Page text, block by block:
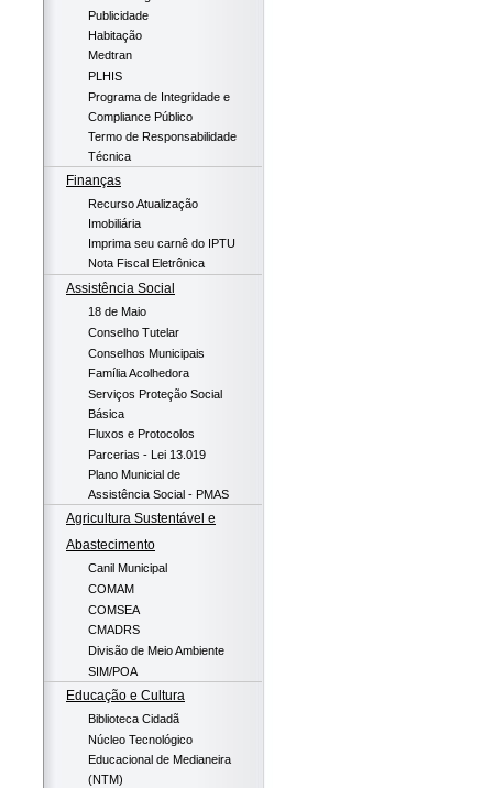
Publicidade
Habitação
Medtran
PLHIS
Programa de Integridade e
Compliance Público
Termo de Responsabilidade
Técnica
Finanças
Recurso Atualização
Imobiliária
Imprima seu carnê do IPTU
Nota Fiscal Eletrônica
Assistência Social
18 de Maio
Conselho Tutelar
Conselhos Municipais
Família Acolhedora
Serviços Proteção Social
Básica
Fluxos e Protocolos
Parcerias - Lei 13.019
Plano Municial de
Assistência Social - PMAS
Agricultura Sustentável e
Abastecimento
Canil Municipal
COMAM
COMSEA
CMADRS
Divisão de Meio Ambiente
SIM/POA
Educação e Cultura
Biblioteca Cidadã
Núcleo Tecnológico
Educacional de Medianeira
(NTM)